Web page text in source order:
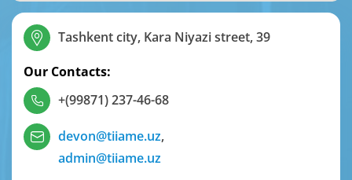
Tashkent city, Kara Niyazi street, 39
Our Contacts:
+(99871) 237-46-68
devon@tiiame.uz,
admin@tiiame.uz